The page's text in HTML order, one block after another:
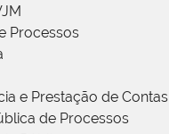
Processos
e Prestação de Contas
de Processos